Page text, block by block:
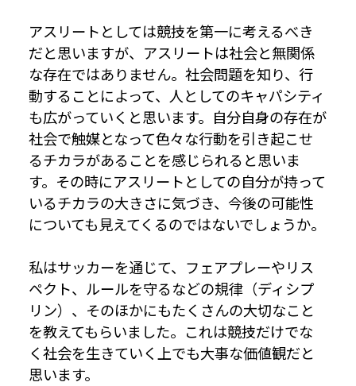
アスリートとしては競技を第一に考えるべき
だと思いますが、アスリートは社会と無関係
な存在ではありません。社会問題を知り、行
動することによって、人としてのキャパシティ
も広がっていくと思います。自分自身の存在が
社会で触媒となって色々な行動を引き起こせ
るチカラがあることを感じられると思いま
す。その時にアスリートとしての自分が持って
いるチカラの大きさに気づき、今後の可能性
についても見えてくるのではないでしょうか。
私はサッカーを通じて、フェアプレーやリス
ペクト、ルールを守るなどの規律（ディシプ
リン）、そのほかにもたくさんの大切なこと
を教えてもらいました。これは競技だけでな
く社会を生きていく上でも大事な価値観だと
思います。